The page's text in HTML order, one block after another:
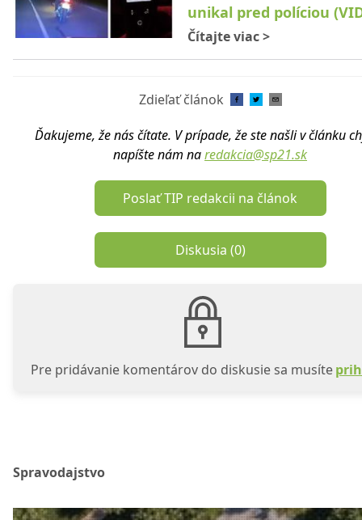
unikal pred políciou
Čítajte viac>
Zdieľať článok
Ďakujeme, že nás čítate. V prípade, že ste našli v článku
napíšte nám naredakcia@sp21.sk
Poslať TIP redakcii na článok
Diskusia (0)
Pre pridávanie komentárov do diskusie sa musíte
Spravodajstvo